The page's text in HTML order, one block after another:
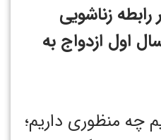
زناشویی
اول ازدواج به
چه منظوری داریم؛